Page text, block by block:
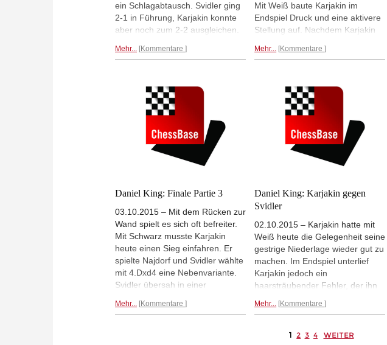
ein Schlagabtausch. Svidler ging
2-1 in Führung, Karjakin konnte
aber noch zum 2-2 ausgleichen.
Nerven und verlor beide Partien
Analysevideo.
Mehr... Kommentare
Mit Weiß baute Karjakin im
Endspiel Druck und eine aktivere
Stellung auf. Nachdem Karjakin
konnte, musste Svidler die Segel
Tiebreak.Hier geht's zum
Analysevideo.
Mehr... Kommentare
Daniel King: Finale Partie 3
03.10.2015 – Mit dem Rücken zur
Wand spielt es sich oft befreiter.
Mit Schwarz musste Karjakin
heute einen Sieg einfahren. Er
spielte Najdorf und Svidler wählte
mit 4.Dxd4 eine Nebenvariante.
Svidler übersah in einer
und ließ im nächsten Zug den
Mehr... Kommentare
Daniel King: Karjakin gegen
Svidler
02.10.2015 – Karjakin hatte mit
Weiß heute die Gelegenheit seine
gestrige Niederlage wieder gut zu
machen. Im Endspiel unterlief
Karjakin jedoch ein
haarsträubender Fehler, der ihn
Karjakin die letzten beiden
Tiebreak zu gelangen.Hier geht's
Mehr... Kommentare
1 2 3 4 WEITER